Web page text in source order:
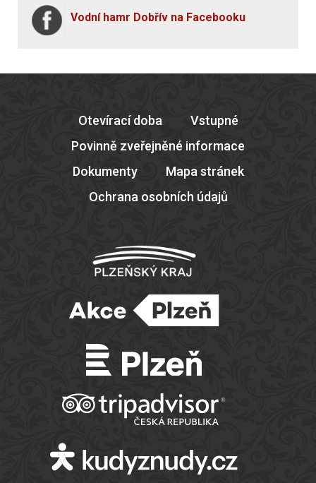
Vodní hamr Dobřív na Facebooku
Otevírací doba
Vstupné
Povinně zveřejněné informace
Dokumenty
Mapa stránek
Ochrana osobních údajů